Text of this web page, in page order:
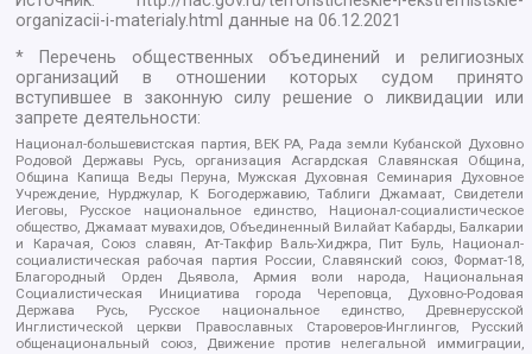
organizacii-i-materialy.html данные на06.12.2021
* Перечень общественных объединений и религиозных
организаций в отношении которых судом принято
вступившее в законную силу решение о ликвидации или
запрете деятельности:
Национал-большевистская партия, ВЕК РА, Рада земли Кубанской Духовно
Родовой Державы Русь, организация Асгардская Славянская Община,
Община Капища Веды Перуна, Мужская Духовная Семинария Духовное
Учреждение, Нурджулар, К Богодержавию, Таблиги Джамаат, Свидетели
Иеговы, Русское национальное единство, Национал-социалистическое
общество, Джамаат мувахидов, Объединенный Вилайат Кабарды, Балкарии
и Карачая, Союз славян, Ат-Такфир Валь-Хиджра, Пит Буль, Национал-
социалистическая рабочая партия России, Славянский союз, Формат-18,
Благородный Орден Дьявола, Армия воли народа, Национальная
Социалистическая Инициатива города Череповца, Духовно-Родовая
Держава Русь, Русское национальное единство, Древнерусской
Инглистической церкви Православных Староверов-Инглингов, Русский
общенациональный союз, Движение против нелегальной иммиграции,